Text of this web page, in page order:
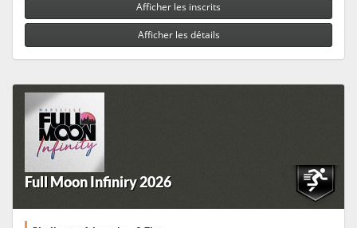
Afficher les inscrits
Afficher les détails
Full Moon Infiniry 2026